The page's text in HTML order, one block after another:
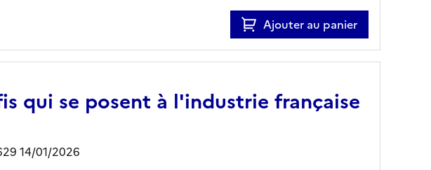
Ajouter au panier
qui se posent à l'industrie française
14/01/2026